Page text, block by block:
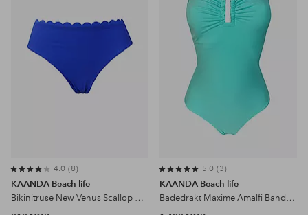
4.0 8
KAANDA Beach life
Bikinitruse New Venus Scallop Mid Rise Bottom
5.0 3
KAANDA Beach life
Badedrakt Maxime Amalfi Bandeau U Accessory Onepiece